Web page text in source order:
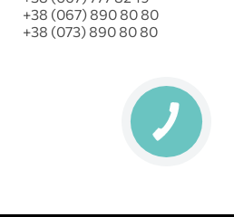
+38 (067) 890 80 80
+38 (073) 890 80 80